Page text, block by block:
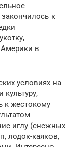
к
в
условиях на
к жестокому
иглу (снежных
лодок-каяков,